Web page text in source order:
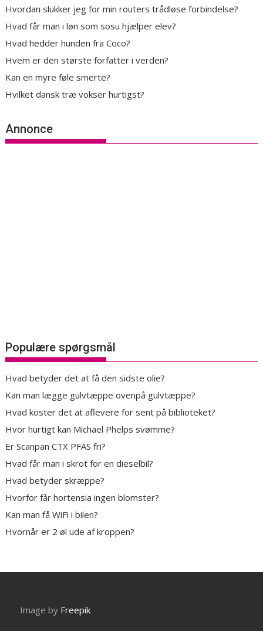
Hvordan slukker jeg for min routers trådløse forbindelse?
Hvad får man i løn som sosu hjælper elev?
Hvad hedder hunden fra Coco?
Hvem er den største forfatter i verden?
Kan en myre føle smerte?
Hvilket dansk træ vokser hurtigst?
Annonce
Populære spørgsmål
Hvad betyder det at få den sidste olie?
Kan man lægge gulvtæppe ovenpå gulvtæppe?
Hvad koster det at aflevere for sent på biblioteket?
Hvor hurtigt kan Michael Phelps svømme?
Er Scanpan CTX PFAS fri?
Hvad får man i skrot for en dieselbil?
Hvad betyder skræppe?
Hvorfor får hortensia ingen blomster?
Kan man få WiFi i bilen?
Hvornår er 2 øl ude af kroppen?
Image by Freepik